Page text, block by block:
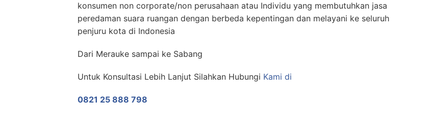
konsumen non corporate/non perusahaan atau Individu yang membutuhkan jasa
peredaman suara ruangan dengan berbeda kepentingan dan melayani ke seluruh
penjuru kota di Indonesia
Dari Merauke sampai ke Sabang
Untuk Konsultasi Lebih Lanjut Silahkan Hubungi Kami di
0821 25 888 798